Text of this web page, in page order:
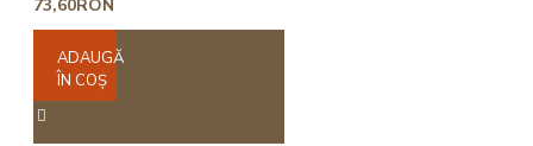
73,60RON
ADAUGĂ
ÎN COŞ